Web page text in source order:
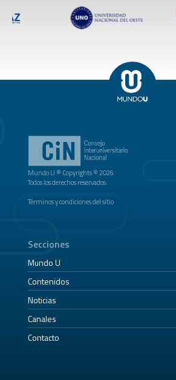
Mundo U ® Copyrights © 2026
Todos los derechos reservados.
Términos y condiciones del sitio
Secciones
Mundo U
Contenidos
Noticias
Canales
Contacto